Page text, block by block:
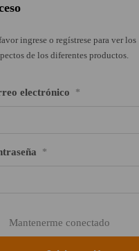
ingrese o regístrese para ver los
de los diferentes productos.
electrónico *
*
Mantenerme conectado